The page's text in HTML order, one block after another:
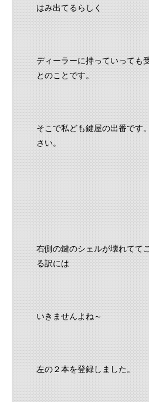
はみ出てるらしく
ディーラーに持っていっても
とのことです。
そこで私ども鍵屋の出番です。
さい。
右側の鍵のシェルが壊れてて
る訳には
いきませんよね～
左の２本を登録しました。